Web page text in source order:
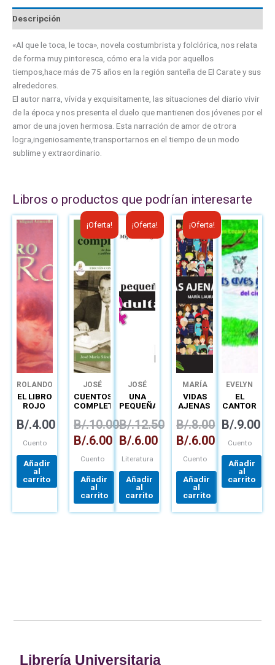
Descripción
«Al que le toca, le toca», novela costumbrista y folclórica, nos relata
de forma muy pintoresca, cómo era la vida por aquellos
tiempos,hace más de 75 años en la región santeña de El Carate y sus
alrededores.
El autor narra, vívida y exquisitamente, las situaciones del diario vivir
de la época y nos presenta el duelo que mantienen dos jóvenes por el
amor de una joven hermosa. Esta narración de amor de otrora
logra,ingeniosamente,transportarnos en el tiempo de un modo
sublime y extraordinario.
Libros o productos que podrían interesarte
ROLANDO
MIGUEL
ARMUELLES
EL LIBRO
ROJO
B/.4.00
Cuento
Añadir
al
carrito
¡Oferta!
JOSÉ
MARÍA
SÁNCHEZ
CUENTOS
COMPLETOS
POLIFONÍA
NARRADORES
B/.10.00
El
precio
original
era:
B/.10.00.
B/.6.00
El
precio
actual
es:
B/.6.00.
Cuento
Añadir
al
carrito
¡Oferta!
JOSÉ
MIGUEL
MONTAGUE
UNA
PEQUEÑA
B/.12.50
precio
B/.12.50.
B/.6.00
El
precio
B/.6.00.
Literatura
Añadir
al
carrito
¡Oferta!
MARÍA
LAURA DE
PIANO
VIDAS
AJENAS
B/.8.00
El
precio
original
era:
B/.8.00.
B/.6.00
El
precio
actual
es:
B/.6.00.
Cuento
Añadir
al
carrito
EVELYN
LOZANO
EL
CANTOR
AVES Y
VOCES
CIELO,
LA
TIERRA Y
EL MAR
B/.9.00
Cuento
Añadir
al
carrito
Librería Universitaria